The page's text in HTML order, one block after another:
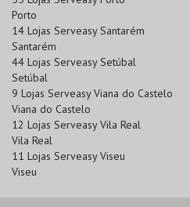
Porto
14 Lojas Serveasy Santarém
Santarém
44 Lojas Serveasy Setúbal
Setúbal
9 Lojas Serveasy Viana do Castelo
Viana do Castelo
12 Lojas Serveasy Vila Real
Vila Real
11 Lojas Serveasy Viseu
Viseu